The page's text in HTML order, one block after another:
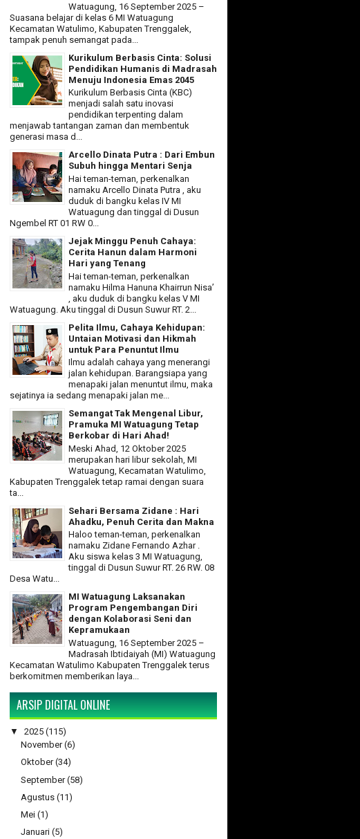
Watuagung, 16 September 2025 –
Suasana belajar di kelas 6 MI Watuagung
Kecamatan Watulimo, Kabupaten Trenggalek,
tampak penuh semangat pada...
Kurikulum Berbasis Cinta: Solusi
Pendidikan Humanis di Madrasah
Menuju Indonesia Emas 2045
Kurikulum Berbasis Cinta (KBC)
menjadi salah satu inovasi
pendidikan terpenting dalam
menjawab tantangan zaman dan membentuk
generasi masa d...
Arcello Dinata Putra : Dari Embun
Subuh hingga Mentari Senja
Hai teman-teman, perkenalkan
namaku Arcello Dinata Putra , aku
duduk di bangku kelas IV MI
Watuagung dan tinggal di Dusun
Ngembel RT 01 RW 0...
Jejak Minggu Penuh Cahaya:
Cerita Hanun dalam Harmoni
Hari yang Tenang
Hai teman-teman, perkenalkan
namaku Hilma Hanuna Khairrun Nisa’
, aku duduk di bangku kelas V MI
Watuagung. Aku tinggal di Dusun Suwur RT. 2...
Pelita Ilmu, Cahaya Kehidupan:
Untaian Motivasi dan Hikmah
untuk Para Penuntut Ilmu
Ilmu adalah cahaya yang menerangi
jalan kehidupan. Barangsiapa yang
menapaki jalan menuntut ilmu, maka
sejatinya ia sedang menapaki jalan me...
Semangat Tak Mengenal Libur,
Pramuka MI Watuagung Tetap
Berkobar di Hari Ahad!
Meski Ahad, 12 Oktober 2025
merupakan hari libur sekolah, MI
Watuagung, Kecamatan Watulimo,
Kabupaten Trenggalek tetap ramai dengan suara
ta...
Sehari Bersama Zidane : Hari
Ahadku, Penuh Cerita dan Makna
Haloo teman-teman, perkenalkan
namaku Zidane Fernando Azhar .
Aku siswa kelas 3 MI Watuagung,
tinggal di Dusun Suwur RT. 26 RW. 08
Desa Watu...
MI Watuagung Laksanakan
Program Pengembangan Diri
dengan Kolaborasi Seni dan
Kepramukaan
Watuagung, 16 September 2025 –
Madrasah Ibtidaiyah (MI) Watuagung
Kecamatan Watulimo Kabupaten Trenggalek terus
berkomitmen memberikan laya...
ARSIP DIGITAL ONLINE
▼ 2025 (115)
November (6)
Oktober (34)
September (58)
Agustus (11)
Mei (1)
Januari (5)